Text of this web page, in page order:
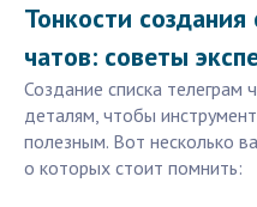
Тонкости создания
чатов: советы
Создание списка телеграм
деталям, чтобы
полезным. Вот несколько
о которых стоит помнить: